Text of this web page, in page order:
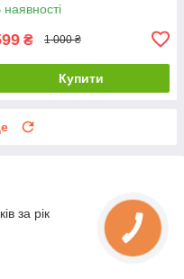
наявності
₴ 1 000 ₴
Купити
за рік